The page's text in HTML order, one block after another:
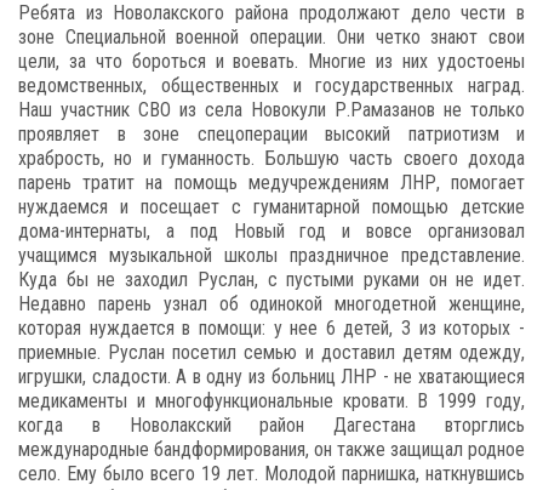
Ребята из Новолакского района продолжают дело чести в
зоне Специальной военной операции. Они четко знают свои
цели, за что бороться и воевать. Многие из них удостоены
ведомственных, общественных и государственных наград.
Наш участник СВО из села Новокули Р.Рамазанов не только
проявляет в зоне спецоперации высокий патриотизм и
храбрость, но и гуманность. Большую часть своего дохода
парень тратит на помощь медучреждениям ЛНР, помогает
нуждаемся и посещает с гуманитарной помощью детские
дома-интернаты, а под Новый год и вовсе организовал
учащимся музыкальной школы праздничное представление.
Куда бы не заходил Руслан, с пустыми руками он не идет.
Недавно парень узнал об одинокой многодетной женщине,
которая нуждается в помощи: у нее 6 детей, 3 из которых -
приемные. Руслан посетил семью и доставил детям одежду,
игрушки, сладости. А в одну из больниц ЛНР - не хватающиеся
медикаменты и многофункциональные кровати. В 1999 году,
когда в Новолакский район Дагестана вторглись
международные бандформирования, он также защищал родное
село. Ему было всего 19 лет. Молодой парнишка, наткнувшись